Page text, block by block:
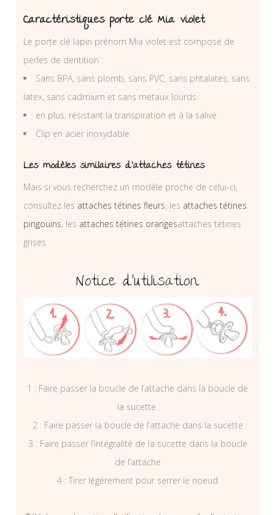
Caractéristiques porte clé Mia violet
Le porte clé lapin prénom Mia violet est composé de
perles de dentition :
Sans BPA, sans plomb, sans PVC, sans phtalates, sans
latex, sans cadmium et sans métaux lourds.
en plus, résistant la transpiration et à la salive
Clip en acier inoxydable
Les modèles similaires d’attaches tétines
Mais si vous recherchez un modèle proche de celui-ci,
consultez les attaches tétines fleurs, les attaches tétines
pingouins, les attaches tétines orangesattaches tetines
grises
Notice d’utilisation
1 : Faire passer la boucle de l’attache dans la boucle de
la sucette.
2 : Faire passer la boucle de l’attache dans la sucette
3 : Faire passer l’intégralité de la sucette dans la boucle
de l’attache
4 : Tirer légèrement pour serrer le noeud